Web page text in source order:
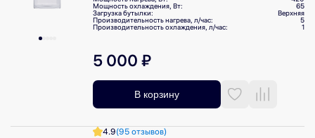
Мощность охлаждения, Вт: 65
Загрузка бутылки: Верхняя
Производительность нагрева, л/⁠час: 5
Производительность охлаждения, л/⁠час: 1
5 000 ₽
В корзину
4.9(95 отзывов)